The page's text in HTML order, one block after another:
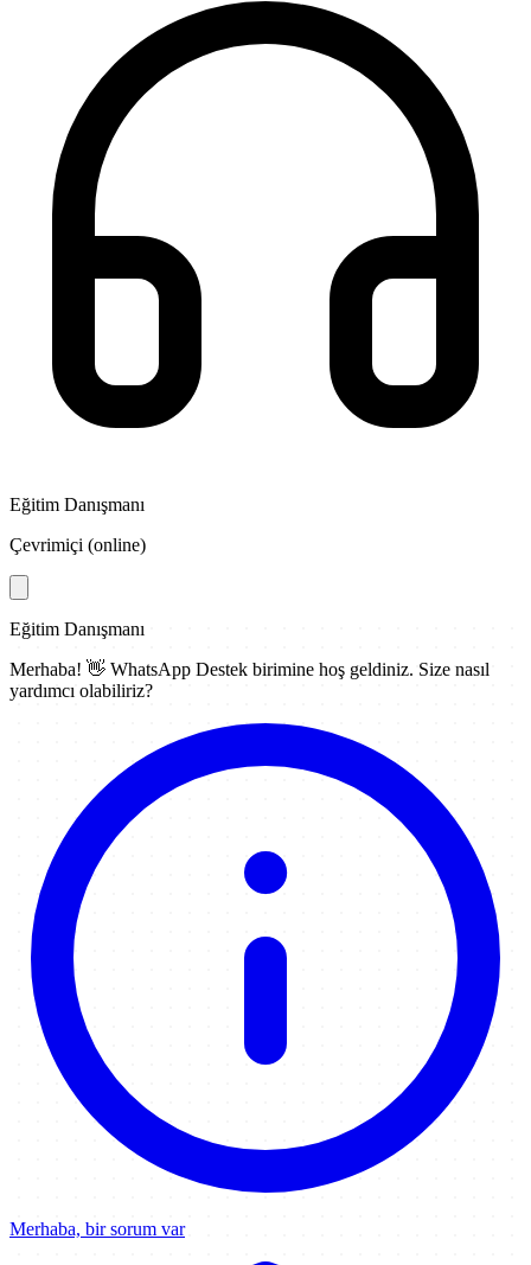
Eğitim Danışmanı
Çevrimiçi (online)
Eğitim Danışmanı
Merhaba! 👋 WhatsApp Destek birimine hoş geldiniz. Size nasıl
yardımcı olabiliriz?
Merhaba, bir sorum var